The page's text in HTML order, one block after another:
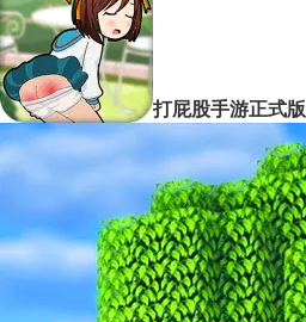
打屁股手游正式版